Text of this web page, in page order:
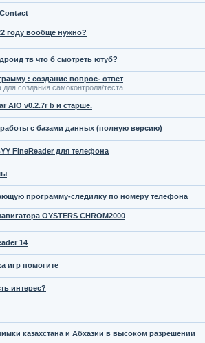
году вообще нужно?
тв что б смотреть ютуб?
: создание вопрос- ответ
создания самоконтроля/теста
AIO v0.2.7r b и старше.
с базами данных (полную версию)
FineReader для телефона
программу-следилку по номеру телефона
OYSTERS CHROM2000
14
игр помогите
интерес?
казахстана и Абхазии в высоком разрешении